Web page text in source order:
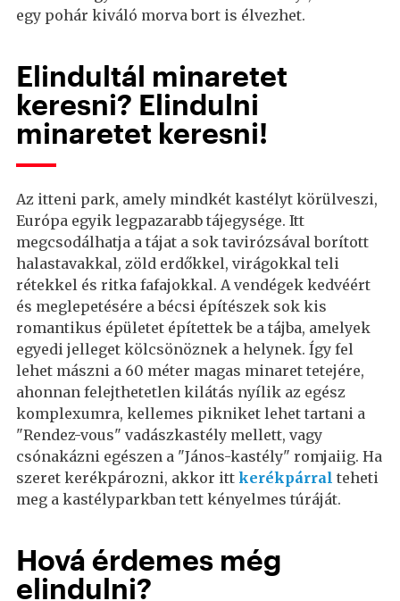
egy pohár kiváló morva bort is élvezhet.
Elindultál minaretet
keresni? Elindulni
minaretet keresni!
Az itteni park, amely mindkét kastélyt körülveszi,
Európa egyik legpazarabb tájegysége. Itt
megcsodálhatja a tájat a sok tavirózsával borított
halastavakkal, zöld erdőkkel, virágokkal teli
rétekkel és ritka fafajokkal. A vendégek kedvéért
és meglepetésére a bécsi építészek sok kis
romantikus épületet építettek be a tájba, amelyek
egyedi jelleget kölcsönöznek a helynek. Így fel
lehet mászni a 60 méter magas minaret tetejére,
ahonnan felejthetetlen kilátás nyílik az egész
komplexumra, kellemes pikniket lehet tartani a
"Rendez-vous" vadászkastély mellett, vagy
csónakázni egészen a "János-kastély" romjaiig. Ha
szeret kerékpározni, akkor itt kerékpárral teheti
meg a kastélyparkban tett kényelmes túráját.
Hová érdemes még
elindulni?